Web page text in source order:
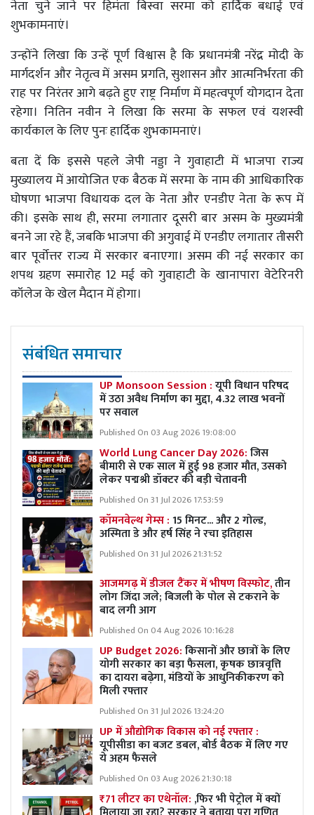
नेता चुने जाने पर हिमंता बिस्वा सरमा को हार्दिक बधाई एवं
शुभकामनाएं।
उन्होंने लिखा कि उन्हें पूर्ण विश्वास है कि प्रधानमंत्री नरेंद्र मोदी के
मार्गदर्शन और नेतृत्व में असम प्रगति, सुशासन और आत्मनिर्भरता की
राह पर निरंतर आगे बढ़ते हुए राष्ट्र निर्माण में महत्वपूर्ण योगदान देता
रहेगा। नितिन नवीन ने लिखा कि सरमा के सफल एवं यशस्वी
कार्यकाल के लिए पुनः हार्दिक शुभकामनाएं।
बता दें कि इससे पहले जेपी नड्डा ने गुवाहाटी में भाजपा राज्य
मुख्यालय में आयोजित एक बैठक में सरमा के नाम की आधिकारिक
घोषणा भाजपा विधायक दल के नेता और एनडीए नेता के रूप में
की। इसके साथ ही, सरमा लगातार दूसरी बार असम के मुख्यमंत्री
बनने जा रहे हैं, जबकि भाजपा की अगुवाई में एनडीए लगातार तीसरी
बार पूर्वोत्तर राज्य में सरकार बनाएगा। असम की नई सरकार का
शपथ ग्रहण समारोह 12 मई को गुवाहाटी के खानापारा वेटेरिनरी
कॉलेज के खेल मैदान में होगा।
संबंधित समाचार
UP Monsoon Session :यूपी विधान परिषद
में उठा अवैध निर्माण का मुद्दा, 4.32 लाख भवनों
पर सवाल
Published On 03 Aug 2026 19:08:00
World Lung Cancer Day 2026:जिस
बीमारी से एक साल में हुई 98 हजार मौत, उसको
लेकर पद्मश्री डॉक्टर की बड़ी चेतावनी
Published On 31 Jul 2026 17:53:59
कॉमनवेल्थ गेम्स :15 मिनट... और 2 गोल्ड,
अस्मिता डे और हर्ष सिंह ने रचा इतिहास
Published On 31 Jul 2026 21:31:52
आजमगढ़ में डीजल टैंकर में भीषण विस्फोट,तीन
लोग जिंदा जले; बिजली के पोल से टकराने के
बाद लगी आग
Published On 04 Aug 2026 10:16:28
UP Budget 2026:किसानों और छात्रों के लिए
योगी सरकार का बड़ा फैसला, कृषक छात्रवृत्ति
का दायरा बढ़ेगा, मंडियों के आधुनिकीकरण को
मिली रफ्तार
Published On 31 Jul 2026 13:24:20
UP में औद्योगिक विकास को नई रफ्तार :
यूपीसीडा का बजट डबल, बोर्ड बैठक में लिए गए
ये अहम फैसले
Published On 03 Aug 2026 21:30:18
₹71 लीटर का एथेनॉल: ,फिर भी पेट्रोल में क्यों